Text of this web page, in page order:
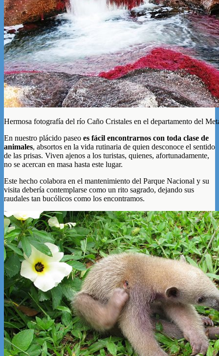
Hermosa fotografía del río Caño Cristales en el departamento del
En nuestro plácido paseo es fácil encontrarnos con toda clase de
animales, absortos en la vida rutinaria de quien desconoce el sentido
de las prisas. Viven ajenos a los turistas, quienes, afortunadamente,
no se acercan en masa hasta este lugar.
Este hecho colabora en el mantenimiento del Parque Nacional y su
visita debería contemplarse como un rito sagrado, dejando sus
raudales tan bucólicos como los encontramos.